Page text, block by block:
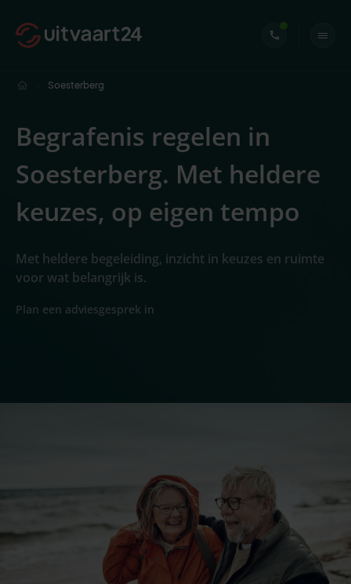
Soesterberg
Begrafenis regelen in
Soesterberg. Met heldere
keuzes, op eigen tempo
Met heldere begeleiding, inzicht in keuzes en ruimte
voor wat belangrijk is.
Plan een adviesgesprek in